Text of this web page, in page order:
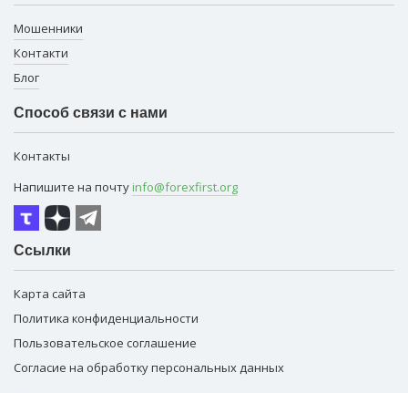
Мошенники
Контакти
Блог
Способ связи с нами
Контакты
Напишите на почту info@forexfirst.org
Ссылки
Карта сайта
Политика конфиденциальности
Пользовательское соглашение
Согласие на обработку персональных данных